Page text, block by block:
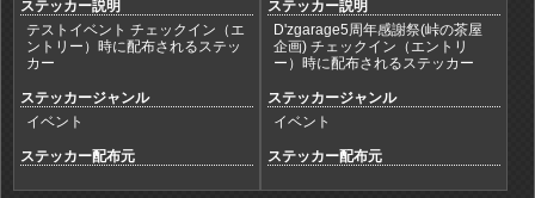
ステッカー説明
テストイベント チェックイン（エ
ントリー）時に配布されるステッ
カー
ステッカージャンル
イベント
ステッカー配布元
ステッカー説明
D'zgarage5周年感謝祭(峠の茶屋
企画) チェックイン（エントリ
ー）時に配布されるステッカー
ステッカージャンル
イベント
ステッカー配布元